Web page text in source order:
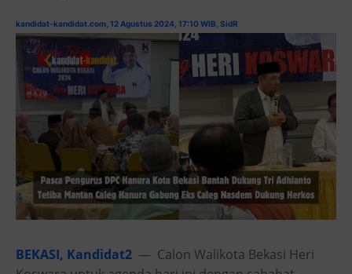
kandidat-kandidat.com, 12 Agustus 2024, 17:10 WIB, SidR
BEKASI, Kandidat2 — Calon Walikota Bekasi Heri